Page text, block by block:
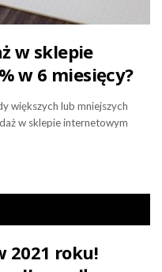
w sklepie
w 6 miesięcy?
większych lub mniejszych
w sklepie internetowym
2021 roku!